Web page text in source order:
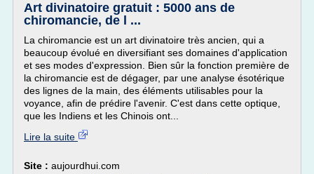
Art divinatoire gratuit : 5000 ans de
chiromancie, de l ...
La chiromancie est un art divinatoire très ancien, qui a
beaucoup évolué en diversifiant ses domaines d'application
et ses modes d'expression. Bien sûr la fonction première de
la chiromancie est de dégager, par une analyse ésotérique
des lignes de la main, des éléments utilisables pour la
voyance, afin de prédire l'avenir. C'est dans cette optique,
que les Indiens et les Chinois ont...
Lire la suite
Site : aujourdhui.com